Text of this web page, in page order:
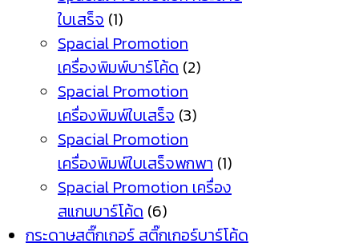
ใบเสร็จ (1)
Spacial Promotion
เครื่องพิมพ์บาร์โค้ด (2)
Spacial Promotion
เครื่องพิมพ์ใบเสร็จ (3)
Spacial Promotion
เครื่องพิมพ์ใบเสร็จพกพา (1)
Spacial Promotion เครื่อง
สแกนบาร์โค้ด (6)
กระดาษสติ๊กเกอร์ สติ๊กเกอร์บาร์โค้ด